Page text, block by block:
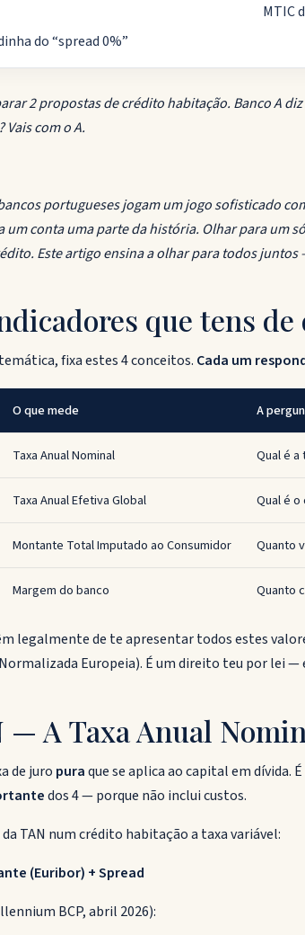
MTIC
do “spread 0%”
2 propostas de crédito habitação. Banco A diz
Vais com o A.
portugueses jogam um jogo sofisticado
um conta uma parte da história. Olhar para um
Este artigo ensina a olhar para todos juntos
que tens
fixa estes 4 conceitos. Cada um
O que mede A
Taxa Anual Nominal Qual é a
Taxa Anual Efetiva Global Qual é
Montante Total Imputado ao Consumidor Quanto
Margem do banco Quanto
legalmente de te apresentar todos estes
Europeia). É um direito teu por lei —
— A Taxa Anual
de juro puraque se aplica ao capital em dívida.
dos 4 — porque não inclui custos.
TAN num crédito habitação a taxa variável:
(Euribor) + Spread
BCP, abril 2026):